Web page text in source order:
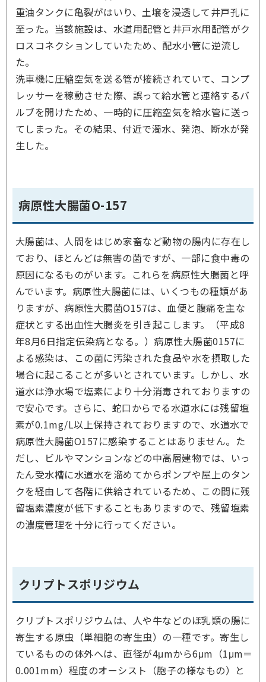
重油タンクに亀裂がはいり、土壌を浸透して井戸孔に
至った。当該施設は、水道用配管と井戸水用配管がク
ロスコネクションしていたため、配水小管に逆流し
た。
洗車機に圧縮空気を送る管が接続されていて、コンプ
レッサーを稼動させた際、誤って給水管と連絡するバ
ルブを開けたため、一時的に圧縮空気を給水管に送っ
てしまった。その結果、付近で濁水、発泡、断水が発
生した。
病原性大腸菌O-157
大腸菌は、人間をはじめ家畜など動物の腸内に存在し
ており、ほとんどは無害の菌ですが、一部に食中毒の
原因になるものがいます。これらを病原性大腸菌と呼
んでいます。病原性大腸菌には、いくつもの種類があ
りますが、病原性大腸菌O157は、血便と腹痛を主な
症状とする出血性大腸炎を引き起こします。（平成8
年8月6日指定伝染病となる。）病原性大腸菌0157に
よる感染は、この菌に汚染された食品や水を摂取した
場合に起こることが多いとされています。しかし、水
道水は浄水場で塩素により十分消毒されておりますの
で安心です。さらに、蛇口からでる水道水には残留塩
素が0.1mg/L以上保持されておりますので、水道水で
病原性大腸菌O157に感染することはありません。た
だし、ビルやマンションなどの中高層建物では、いっ
たん受水槽に水道水を溜めてからポンプや屋上のタン
クを経由して各階に供給されているため、この間に残
留塩素濃度が低下することもありますので、残留塩素
の濃度管理を十分に行ってください。
クリプトスポリジウム
クリプトスポリジウムは、人や牛などのほ乳類の腸に
寄生する原虫（単細胞の寄生虫）の一種です。寄生し
ているものの体外へは、直径が4μmから6μm（1μm＝
0.001mm）程度のオーシスト（胞子の様なもの）と